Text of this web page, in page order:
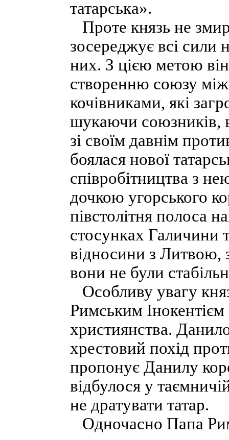
татарська».
Проте князь не
зосереджує всі сили
них. З цією метою він
створенню союзу
кочівниками, які
шукаючи союзників,
зі своїм давнім
боялася нової
співробітництва з
дочкою угорського
півстолітня полоса
стосунках Галичини
відносини з Литвою,
вони не були
Особливу увагу
Римським
християнства.
хрестовий похід
пропонує Данилу
відбулося у
не дратувати татар.
Одночасно Папа